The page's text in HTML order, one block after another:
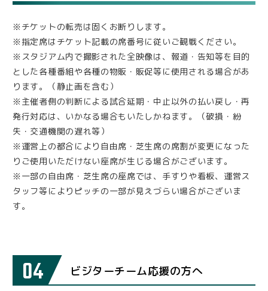
※チケットの転売は固くお断りします。
※指定席はチケット記載の席番号に従いご観戦ください。
※スタジアム内で撮影された全映像は、報道・告知等を目的
とした各種番組や各種の物販・販促等に使用される場合があ
ります。（静止画を含む）
※主催者側の判断による試合延期・中止以外の払い戻し・再
発行対応は、いかなる場合もいたしかねます。（破損・紛
失・交通機関の遅れ等）
※運営上の都合により自由席・芝生席の席割が変更になった
りご使用いただけない座席が生じる場合がございます。
※一部の自由席・芝生席の座席では、手すりや看板、運営ス
タッフ等によりピッチの一部が見えづらい場合がございま
す。
04 ビジターチーム応援の方へ